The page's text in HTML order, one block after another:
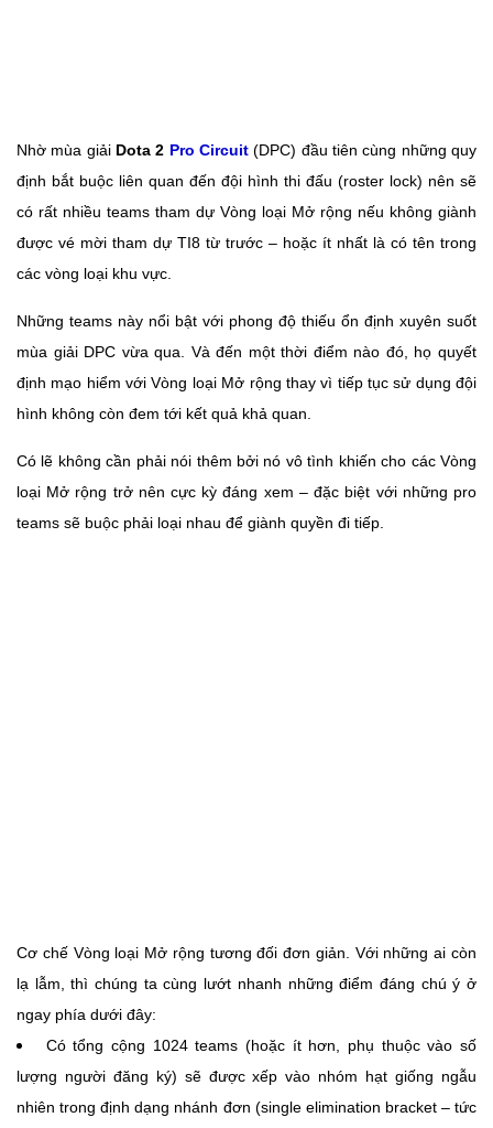
Nhờ mùa giải Dota 2 Pro Circuit (DPC) đầu tiên cùng những quy
định bắt buộc liên quan đến đội hình thi đấu (roster lock) nên sẽ
có rất nhiều teams tham dự Vòng loại Mở rộng nếu không giành
được vé mời tham dự TI8 từ trước – hoặc ít nhất là có tên trong
các vòng loại khu vực.
Những teams này nổi bật với phong độ thiếu ổn định xuyên suốt
mùa giải DPC vừa qua. Và đến một thời điểm nào đó, họ quyết
định mạo hiểm với Vòng loại Mở rộng thay vì tiếp tục sử dụng đội
hình không còn đem tới kết quả khả quan.
Có lẽ không cần phải nói thêm bởi nó vô tình khiến cho các Vòng
loại Mở rộng trở nên cực kỳ đáng xem – đặc biệt với những pro
teams sẽ buộc phải loại nhau để giành quyền đi tiếp.
Cơ chế Vòng loại Mở rộng tương đối đơn giản. Với những ai còn
lạ lẫm, thì chúng ta cùng lướt nhanh những điểm đáng chú ý ở
ngay phía dưới đây:
Có tổng cộng 1024 teams (hoặc ít hơn, phụ thuộc vào số
lượng người đăng ký) sẽ được xếp vào nhóm hạt giống ngẫu
nhiên trong định dạng nhánh đơn (single elimination bracket – tức